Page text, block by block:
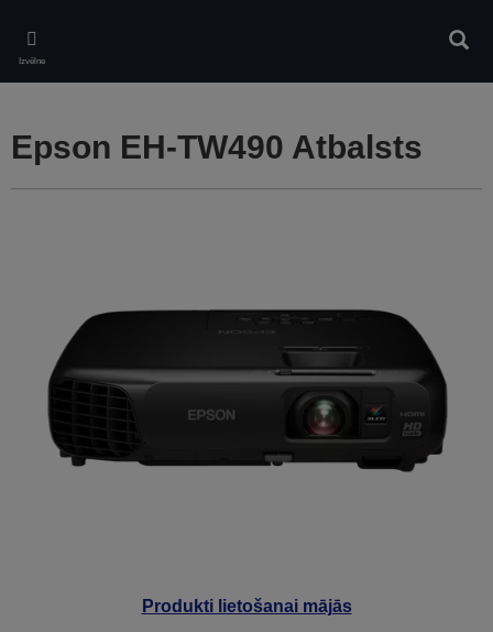
main
content
Izvēlne
Produkti lietošanai mājās
Epson EH-TW490 Atbalsts